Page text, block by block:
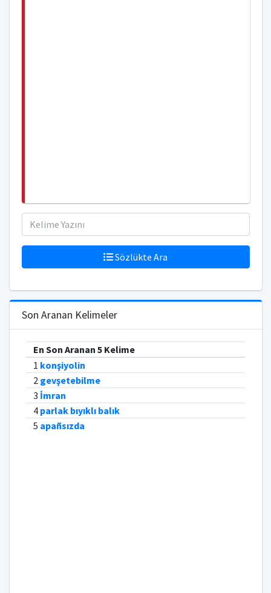
Sözlükte Ara
Son Aranan Kelimeler
En Son Aranan 5 Kelime
1 konşiyolin
2 gevşetebilme
3 İmran
4 parlak bıyıklı balık
5 apañsızda